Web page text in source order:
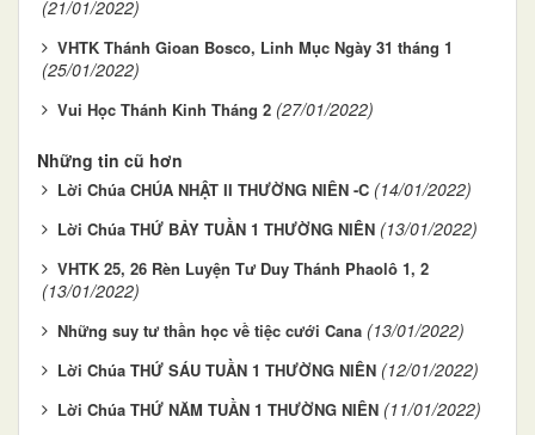
(21/01/2022)
VHTK Thánh Gioan Bosco, Linh Mục Ngày 31 tháng 1
(25/01/2022)
Vui Học Thánh Kinh Tháng 2 (27/01/2022)
Những tin cũ hơn
Lời Chúa CHÚA NHẬT II THƯỜNG NIÊN -C (14/01/2022)
Lời Chúa THỨ BẢY TUẦN 1 THƯỜNG NIÊN (13/01/2022)
VHTK 25, 26 Rèn Luyện Tư Duy Thánh Phaolô 1, 2
(13/01/2022)
Những suy tư thần học về tiệc cưới Cana (13/01/2022)
Lời Chúa THỨ SÁU TUẦN 1 THƯỜNG NIÊN (12/01/2022)
Lời Chúa THỨ NĂM TUẦN 1 THƯỜNG NIÊN (11/01/2022)